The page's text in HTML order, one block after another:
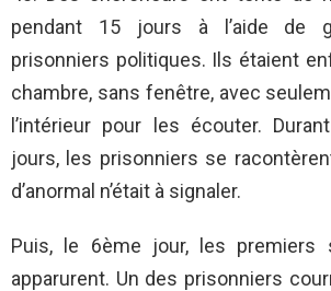
pendant 15 jours à l’aide de
prisonniers politiques. Ils étaient
chambre, sans fenêtre, avec
l’intérieur pour les écouter.
jours, les prisonniers se
d’anormal n’était à signaler.
Puis, le 6ème jour, les premiers
apparurent. Un des prisonniers